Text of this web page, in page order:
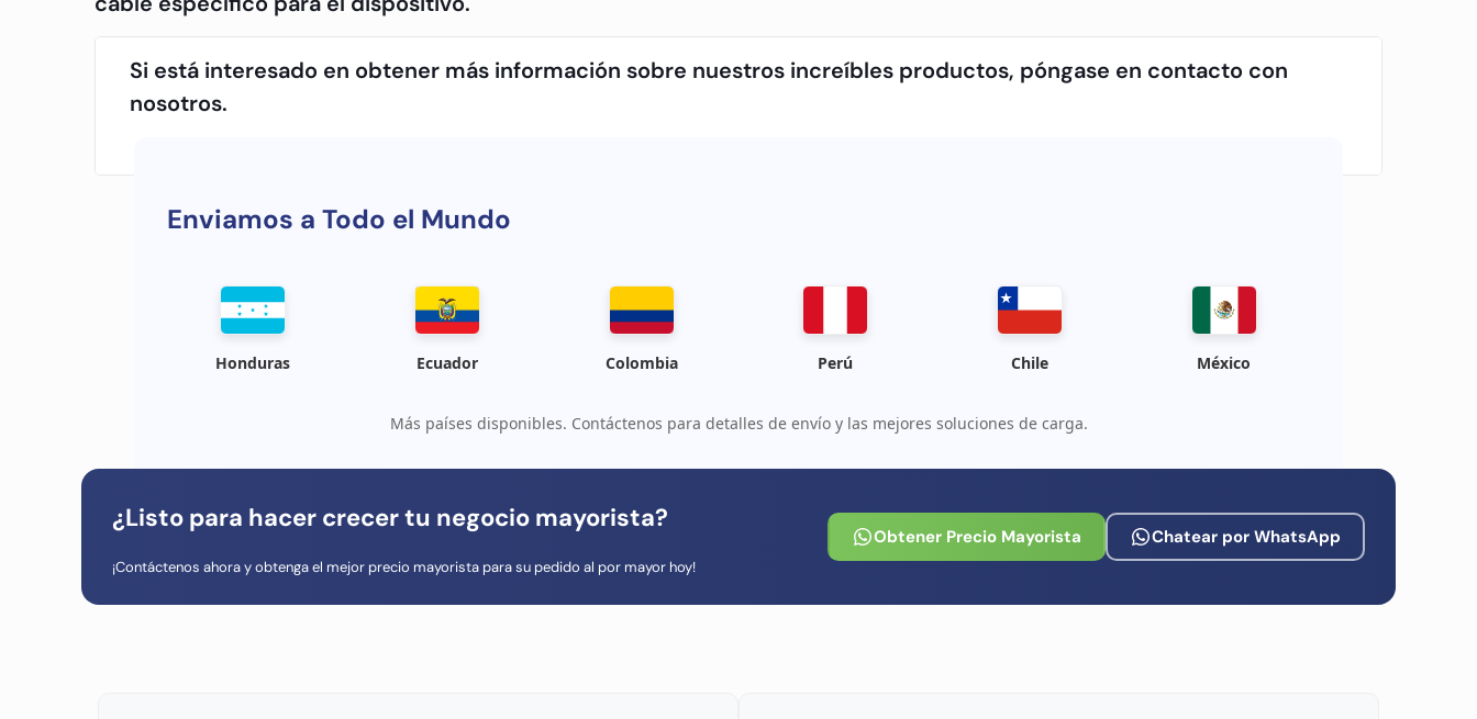
Si está interesado en obtener más información sobre nuestros increíbles productos, póngase en contacto con
nosotros.
Enviamos a Todo el Mundo
Honduras Ecuador Colombia Perú Chile México
Más países disponibles. Contáctenos para detalles de envío y las mejores soluciones de carga.
¿Listo para hacer crecer tu negocio mayorista?
¡Contáctenos ahora y obtenga el mejor precio mayorista para su pedido al por mayor hoy!
Obtener Precio Mayorista Chatear por WhatsApp